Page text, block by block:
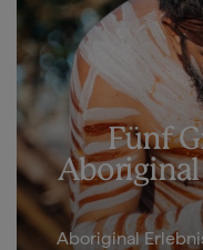
Fünf
Aboriginal
Aboriginal